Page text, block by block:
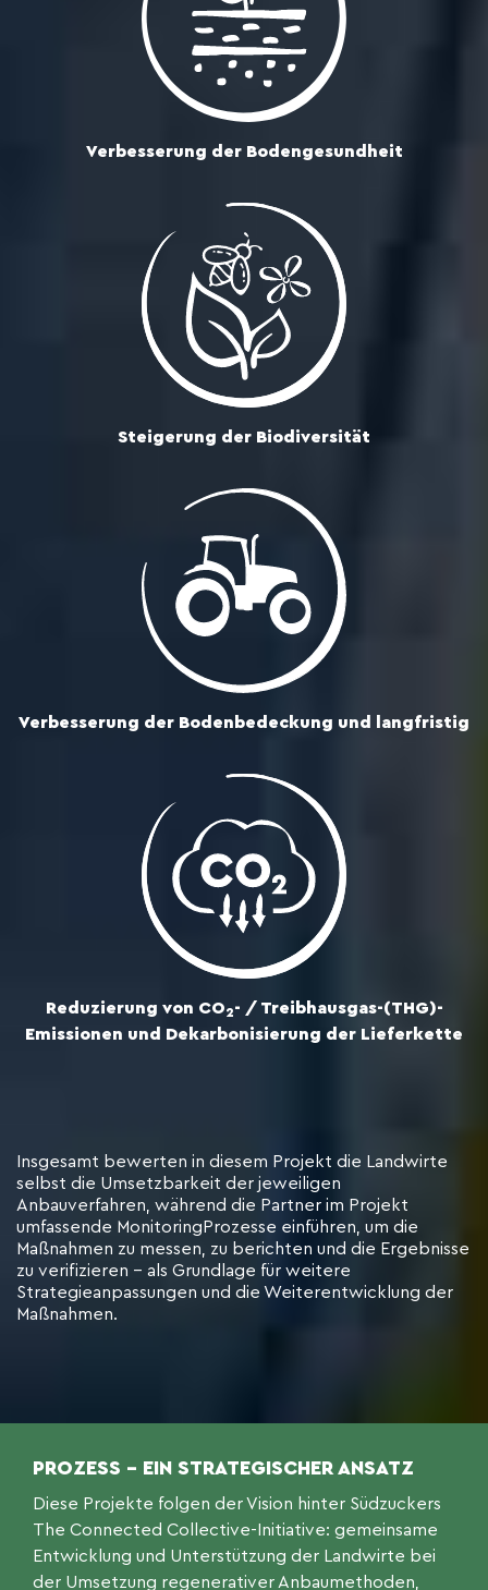
Verbesserung der Bodengesundheit
Steigerung der Biodiversität
Verbesserung der Bodenbedeckung und langfristig
Reduzierung von CO2- / Treibhausgas-(THG)-
Emissionen und Dekarbonisierung der Lieferkette
Insgesamt bewerten in diesem Projekt die Landwirte
selbst die Umsetzbarkeit der jeweiligen
Anbauverfahren, während die Partner im Projekt
umfassende MonitoringProzesse einführen, um die
Maßnahmen zu messen, zu berichten und die Ergebnisse
zu verifizieren – als Grundlage für weitere
Strategieanpassungen und die Weiterentwicklung der
Maßnahmen.
PROZESS – EIN STRATEGISCHER ANSATZ
Diese Projekte folgen der Vision hinter Südzuckers
The Connected Collective-Initiative: gemeinsame
Entwicklung und Unterstützung der Landwirte bei
der Umsetzung regenerativer Anbaumethoden,